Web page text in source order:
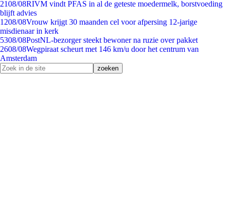
2108/08RIVM vindt PFAS in al de geteste moedermelk, borstvoeding
blijft advies
1208/08Vrouw krijgt 30 maanden cel voor afpersing 12-jarige
misdienaar in kerk
5308/08PostNL-bezorger steekt bewoner na ruzie over pakket
2608/08Wegpiraat scheurt met 146 km/u door het centrum van
Amsterdam